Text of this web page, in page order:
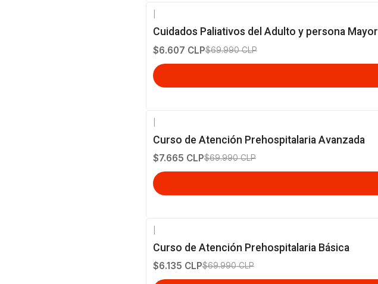
-91% OFF
Cuidados Paliativos del Adulto y persona Mayor
$6.607 CLP$69.990 CLP
-89%
Curso de Atención Prehospitalaria Avanzada
$7.665 CLP$69.990 CLP
-91%OFF
Curso de Atención Prehospitalaria Básica
$6.135 CLP$69.990 CLP